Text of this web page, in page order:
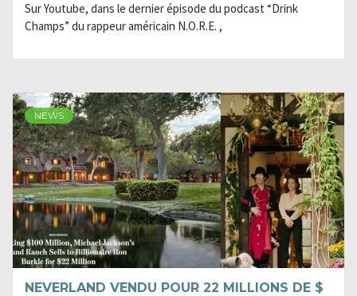
Sur Youtube, dans le dernier épisode du podcast “Drink
Champs” du rappeur américain N.O.R.E. ,
NEWS
NEVERLAND VENDU POUR 22 MILLIONS DE $